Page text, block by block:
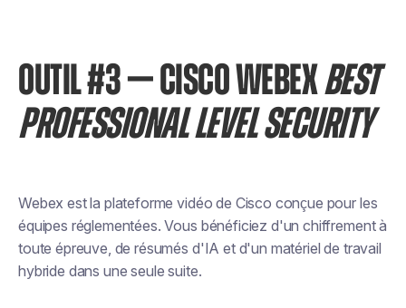
OUTIL #3 — CISCO WEBEXBEST
PROFESSIONAL LEVEL SECURITY
Webex est la plateforme vidéo de Cisco conçue pour les
équipes réglementées. Vous bénéficiez d'un chiffrement à
toute épreuve, de résumés d'IA et d'un matériel de travail
hybride dans une seule suite.